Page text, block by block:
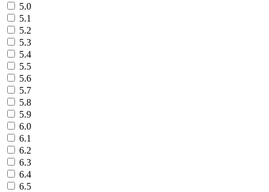
5.0
5.1
5.2
5.3
5.4
5.5
5.6
5.7
5.8
5.9
6.0
6.1
6.2
6.3
6.4
6.5